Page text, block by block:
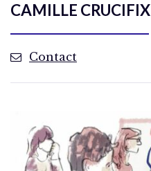
CAMILLE CRUCIFIX
Contact